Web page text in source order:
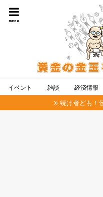
menu
イベント 雑談 経済情報
続け者ども！